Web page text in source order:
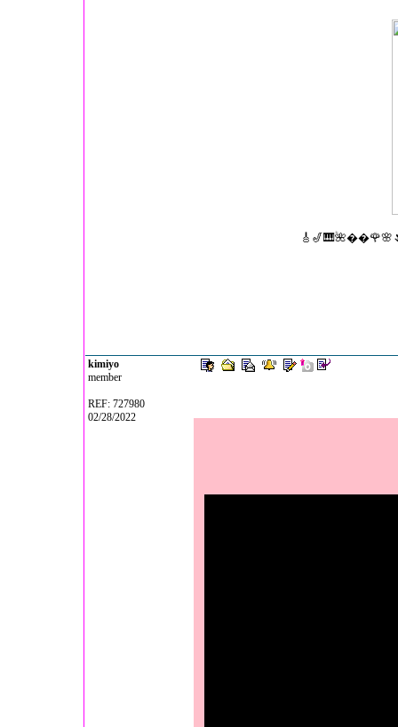
kimiyo
member
REF: 727980
02/28/2022